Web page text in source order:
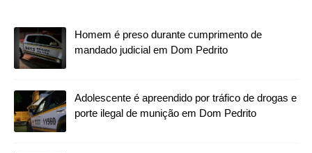
Homem é preso durante cumprimento de
mandado judicial em Dom Pedrito
Adolescente é apreendido por tráfico de drogas e
porte ilegal de munição em Dom Pedrito